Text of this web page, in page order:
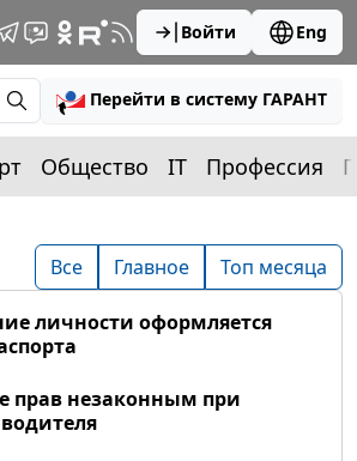
Войти Eng
Перейти в систему ГАРАНТ
Общество IT Профессия
Все Главное Топ месяца
личности оформляется
прав незаконным при